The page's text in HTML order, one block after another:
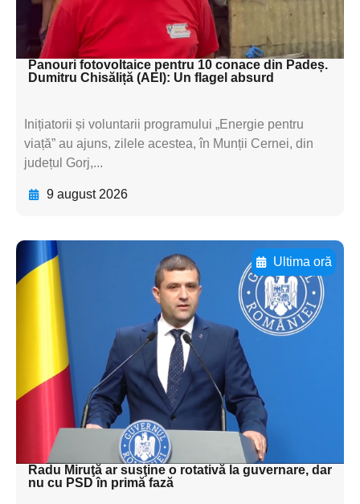
subtitluAdaugă aici
textul pentru subti
Panouri fotovoltaice pentru 10 conace din Padeș.
Dumitru Chisăliță (AEI): Un flagel absurd
Inițiatorii și voluntarii programului „Energie pentru
viață” au ajuns, zilele acestea, în Munții Cernei, din
județul Gorj,...
9 august 2026
Ultima oră
Adaugă aici textul pentru
subtitluAdaugă aici
textul pentru
subtitluAdaugă aici
textul pentru
subtitluAdaugă aici
textul pentru subti
Radu Miruţă ar susţine o rotativă la guvernare, dar
nu cu PSD în primă fază